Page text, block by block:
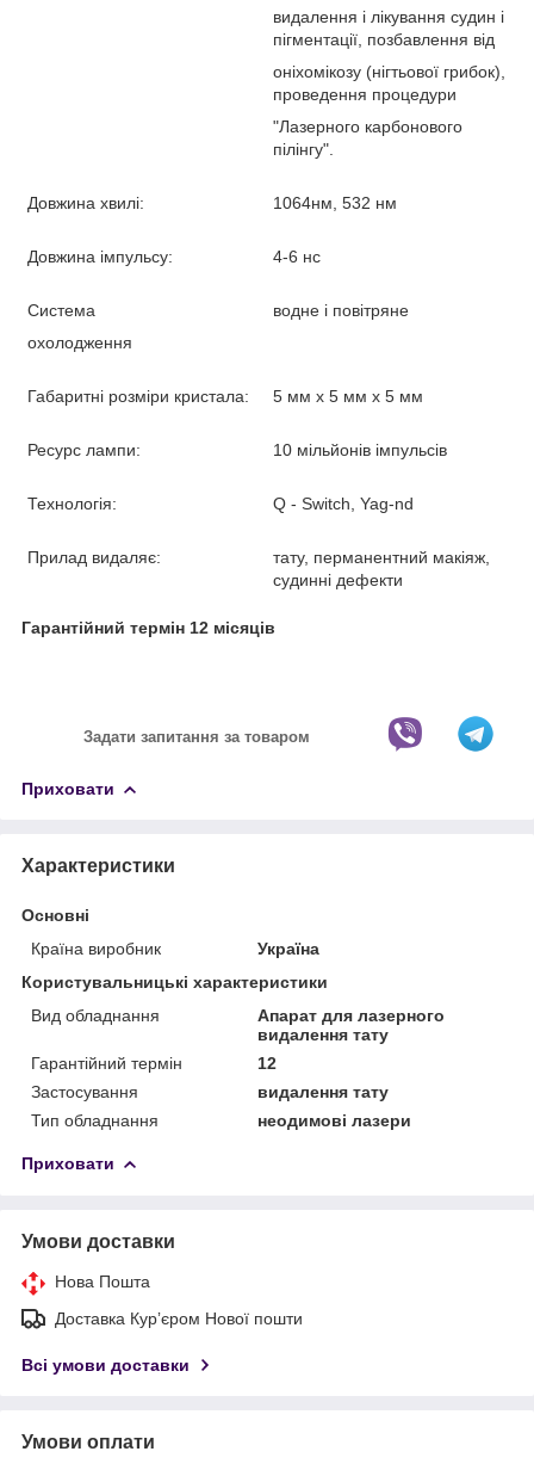
видалення і лікування судин і
пігментації, позбавлення від
оніхомікозу (нігтьової грибок),
проведення процедури
"Лазерного карбонового
пілінгу".
Довжина хвилі: 1064нм, 532 нм
Довжина імпульсу: 4-6 нс
Система
охолодження
водне і повітряне
Габаритні розміри кристала: 5 мм х 5 мм х 5 мм
Ресурс лампи: 10 мільйонів імпульсів
Технологія: Q - Switch, Yag-nd
Прилад видаляє:
тату, перманентний макіяж,
судинні дефекти
Гарантійний термін 12 місяців
Задати запитання за товаром
Приховати
Характеристики
Основні
Країна виробник
Україна
Користувальницькі характеристики
Вид обладнання
Апарат для лазерного
видалення тату
Гарантійний термін
12
Застосування
видалення тату
Тип обладнання
неодимові лазери
Приховати
Умови доставки
Нова Пошта
Доставка Курʼєром Нової пошти
Всі умови доставки
Умови оплати